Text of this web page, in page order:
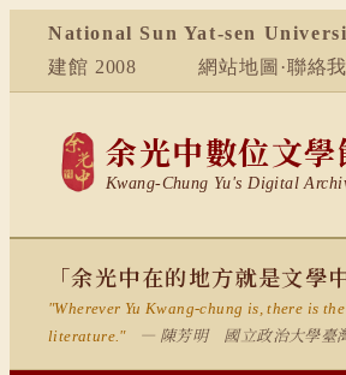
National Sun Yat-sen
建館 2008
網站地圖 ·聯絡
余光中數位文學
Kwang-Chung Yu's Digital
「余光中在的地方就是文學
"Wherever Yu Kwang-chung is, there is
literature."
— 陳芳明 國立政治大學臺